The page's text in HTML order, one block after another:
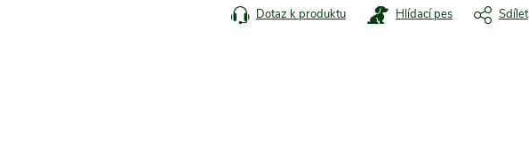
Dotaz k produktu Hlídací pes Sdílet